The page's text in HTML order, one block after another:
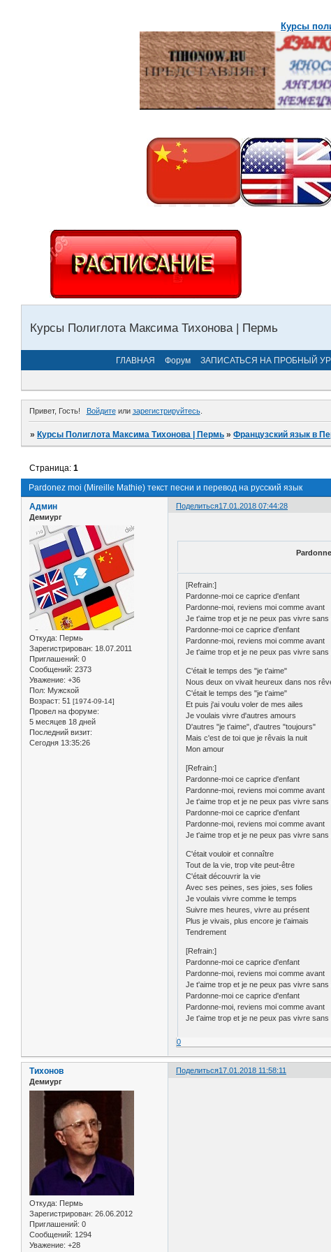
Курсы
Курсы Полиглота Максима Тихонова | Пермь
ГЛАВНАЯ Форум ЗАПИСАТЬСЯ НА ПРОБНЫЙ
Привет, Гость! Войдитеили зарегистрируйтесь.
»Курсы Полиглота Максима Тихонова | Пермь »Французский язык в
Pardonez moi (Mireille Mathie) текст песни и перевод на русский язык
Страница:1
Поделиться17.01.2018 07:44:28
Админ
Демиург
Откуда: Пермь
Зарегистрирован: 18.07.2011
Приглашений: 0
Сообщений: 2373
Уважение: +36
Пол: Мужской
Возраст: 51 [1974-09-14]
Провел на форуме:
5 месяцев 18 дней
Последний визит:
Сегодня 13:35:26
[Refrain:]
Pardonne-moi ce caprice d'enfant
Pardonne-moi, reviens moi comme avant
Je t'aime trop et je ne peux pas vivre sans
Pardonne-moi ce caprice d'enfant
Pardonne-moi, reviens moi comme avant
Je t'aime trop et je ne peux pas vivre sans
C'était le temps des "je t'aime"
Nous deux on vivait heureux dans nos
C'était le temps des "je t'aime"
Et puis j'ai voulu voler de mes ailes
Je voulais vivre d'autres amours
D'autres "je t'aime", d'autres "toujours"
Mais c'est de toi que je rêvais la nuit
Mon amour
[Refrain:]
Pardonne-moi ce caprice d'enfant
Pardonne-moi, reviens moi comme avant
Je t'aime trop et je ne peux pas vivre sans
Pardonne-moi ce caprice d'enfant
Pardonne-moi, reviens moi comme avant
Je t'aime trop et je ne peux pas vivre sans
C'était vouloir et connaître
Tout de la vie, trop vite peut-être
C'était découvrir la vie
Avec ses peines, ses joies, ses folies
Je voulais vivre comme le temps
Suivre mes heures, vivre au présent
Plus je vivais, plus encore je t'aimais
Tendrement
[Refrain:]
Pardonne-moi ce caprice d'enfant
Pardonne-moi, reviens moi comme avant
Je t'aime trop et je ne peux pas vivre sans
Pardonne-moi ce caprice d'enfant
Pardonne-moi, reviens moi comme avant
Je t'aime trop et je ne peux pas vivre sans
0
Поделиться17.01.2018 11:58:11
Тихонов
Демиург
Откуда: Пермь
Зарегистрирован: 26.06.2012
Приглашений: 0
Сообщений: 1294
Уважение: +28